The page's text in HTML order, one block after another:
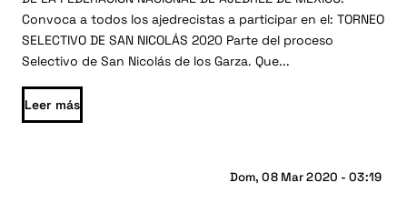
Convoca a todos los ajedrecistas a participar en el: TORNEO
SELECTIVO DE SAN NICOLÁS 2020 Parte del proceso
Selectivo de San Nicolás de los Garza. Que...
Leer más
Dom, 08 Mar 2020 - 03:19